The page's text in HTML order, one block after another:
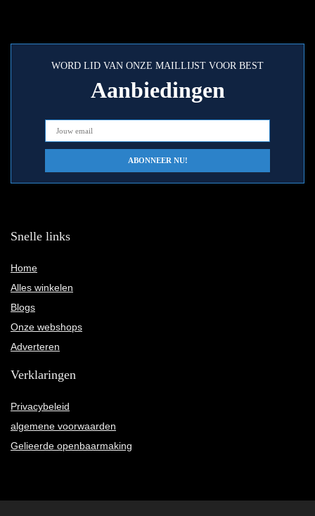
WORD LID VAN ONZE MAILLIJST VOOR BEST
Aanbiedingen
Snelle links
Home
Alles winkelen
Blogs
Onze webshops
Adverteren
Verklaringen
Privacybeleid
algemene voorwaarden
Gelieerde openbaarmaking